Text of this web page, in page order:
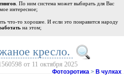
. По ним система может выбирать для Вас
интересное;
что-то хорошее. И если это понравится народу
на этом;
кресло.
от 11 октября 2025
Фотоэротика > В чулках